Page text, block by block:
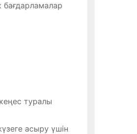
туралы
асыру үшін